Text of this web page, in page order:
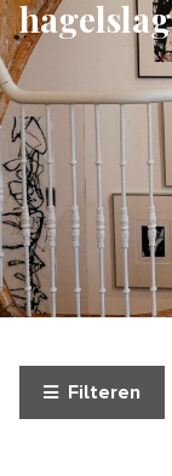
hagelslag
Filteren